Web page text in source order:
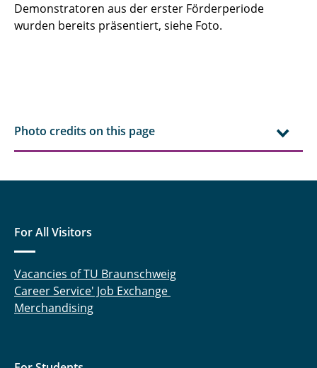
Demonstratoren aus der erster Förderperiode
wurden bereits präsentiert, siehe Foto.
Photo credits on this page
For All Visitors
Vacancies of TU Braunschweig
Career Service' Job Exchange
Merchandising